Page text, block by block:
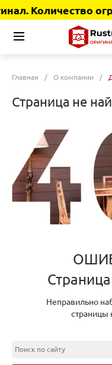
Количество
Главная / О компании /
Страница не
Неправильно
страницы